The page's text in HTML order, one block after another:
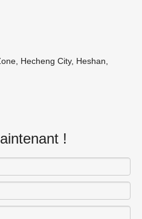
Hecheng City, Heshan,
!